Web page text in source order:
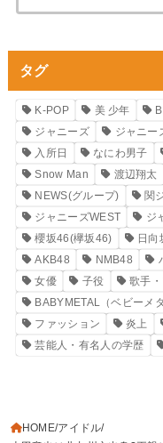
タグ
K-POP 美 少年
ジャニーズ
ジャニー
入所日
なにわ男子
Snow Man
渡辺翔太
NEWS(グループ)
関
ジャニーズWEST
ジ
櫻坂46(欅坂46)
日向
AKB48
NMB48
女優
子役
歌手
BABYMETAL（ベビーメタ
ファッション
炎上
芸能人・有名人の学歴
HOME アイドル